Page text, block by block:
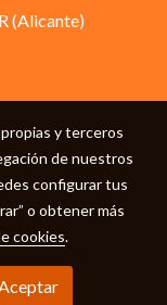
(Alicante)
y terceros
de nuestros
configurar tus
o obtener más
cookies.